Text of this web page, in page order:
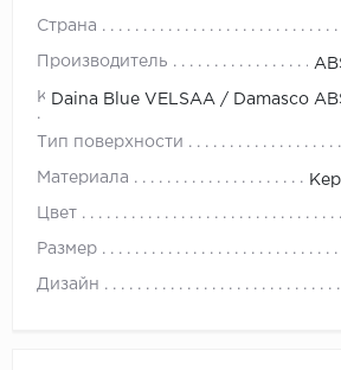
Страна
Производитель
Коллекция
Daina Blue VELSAA / Damasco
Тип поверхности
Материала
Цвет
Размер
Дизайн